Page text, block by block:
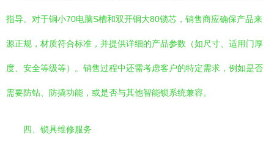
指导。对于铜小70电脑S槽和双开铜大80锁芯，销售商应确保产品来
源正规，材质符合标准，并提供详细的产品参数（如尺寸、适用门厚
度、安全等级等）。销售过程中还需考虑客户的特定需求，例如是否
需要防钻、防撬功能，或是否与其他智能锁系统兼容。
四、锁具维修服务